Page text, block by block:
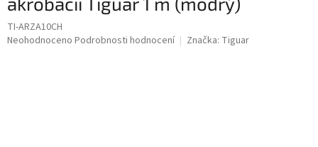
TI-ARZA10CH
Průměrné
Neohodnoceno Podrobnosti hodnocení Značka: Tiguar